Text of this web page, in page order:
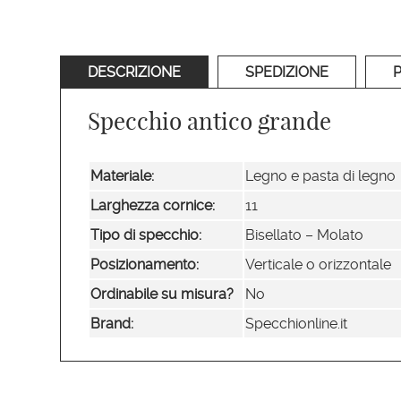
DESCRIZIONE SPEDIZIONE
Specchio antico grande
Materiale:
Legno e pasta di legno
Larghezza cornice:
11
Tipo di specchio:
Bisellato – Molato
Posizionamento:
Verticale o orizzontale
Ordinabile su misura?
No
Brand:
Specchionline.it